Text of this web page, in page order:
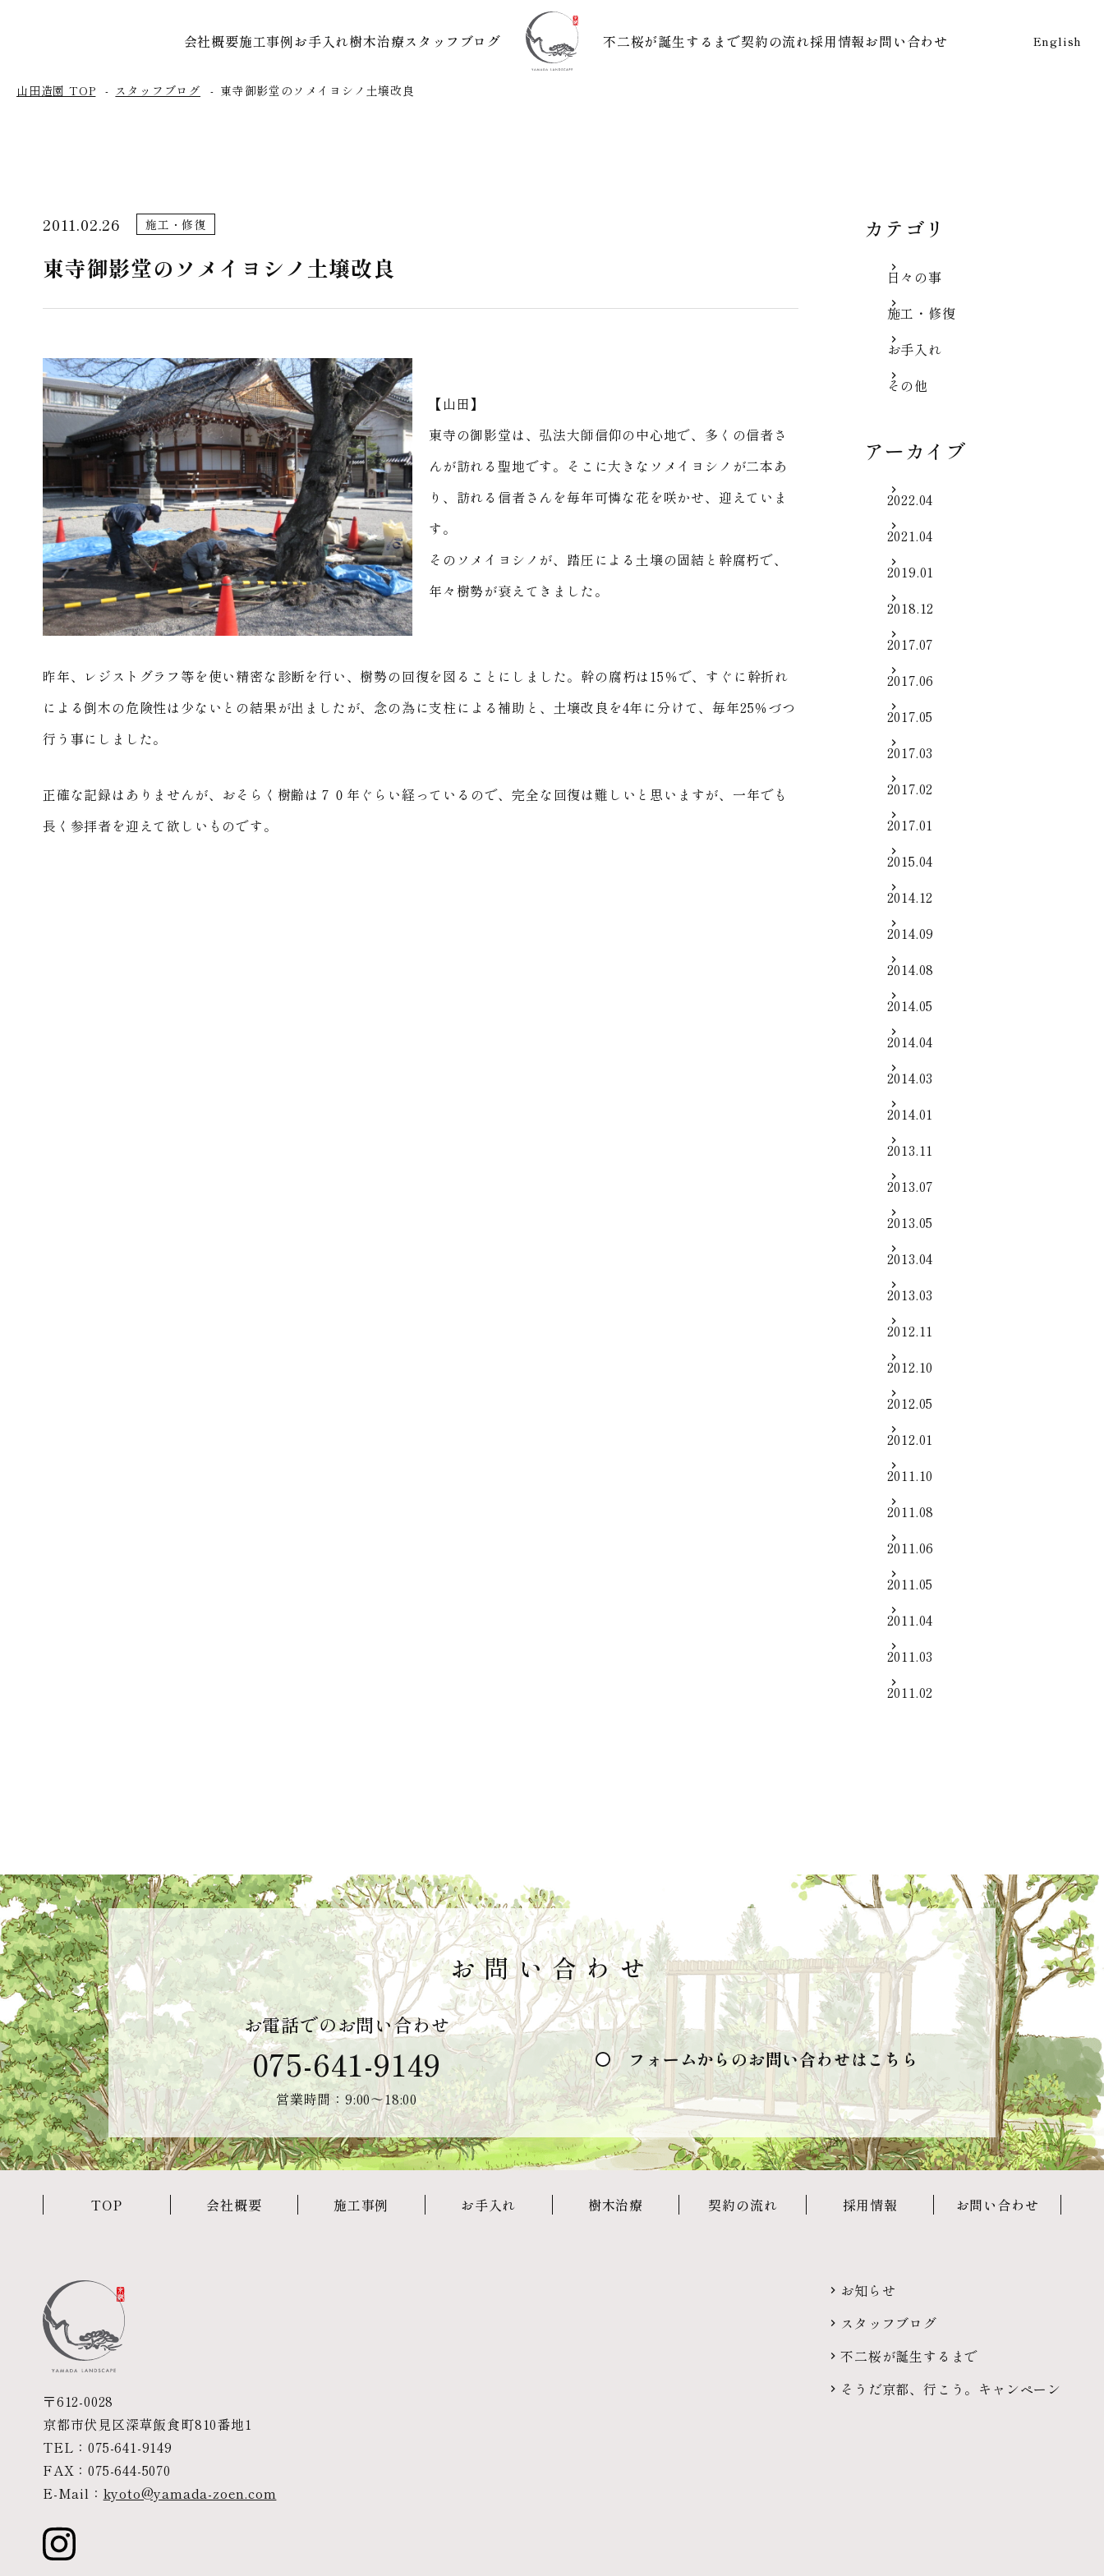
会社概要施工事例お手入れ樹木治療スタッフブログ 不二桜が誕生するまで契約の流れ採用情報お問い合わせ English
山田造園 TOP スタッフブログ 東寺御影堂のソメイヨシノ土壌改良
2011.02.26 施工・修復
東寺御影堂のソメイヨシノ土壌改良
【山田】
東寺の御影堂は、弘法大師信仰の中心地で、多くの信者さ
んが訪れる聖地です。そこに大きなソメイヨシノが二本あ
り、訪れる信者さんを毎年可憐な花を咲かせ、迎えていま
す。
そのソメイヨシノが、踏圧による土壌の固結と幹腐朽で、
年々樹勢が衰えてきました。
昨年、レジストグラフ等を使い精密な診断を行い、樹勢の回復を図ることにしました。幹の腐朽は15％で、すぐに幹折れ
による倒木の危険性は少ないとの結果が出ましたが、念の為に支柱による補助と、土壌改良を4年に分けて、毎年25％づつ
行う事にしました。
正確な記録はありませんが、おそらく樹齢は７０年ぐらい経っているので、完全な回復は難しいと思いますが、一年でも
長く参拝者を迎えて欲しいものです。
カテゴリ
日々の事
施工・修復
お手入れ
その他
アーカイブ
2022.04
2021.04
2019.01
2018.12
2017.07
2017.06
2017.05
2017.03
2017.02
2017.01
2015.04
2014.12
2014.09
2014.08
2014.05
2014.04
2014.03
2014.01
2013.11
2013.07
2013.05
2013.04
2013.03
2012.11
2012.10
2012.05
2012.01
2011.10
2011.08
2011.06
2011.05
2011.04
2011.03
2011.02
お問い合わせ
お電話でのお問い合わせ
075-641-9149
営業時間：9:00〜18:00
フォームからのお問い合わせはこちら
TOP 会社概要 施工事例 お手入れ 樹木治療 契約の流れ 採用情報 お問い合わせ
〒612-0028
京都市伏見区深草飯食町810番地1
TEL：075-641-9149
FAX：075-644-5070
E-Mail： kyoto@yamada-zoen.com
お知らせ
スタッフブログ
不二桜が誕生するまで
そうだ京都、行こう。キャンペーン